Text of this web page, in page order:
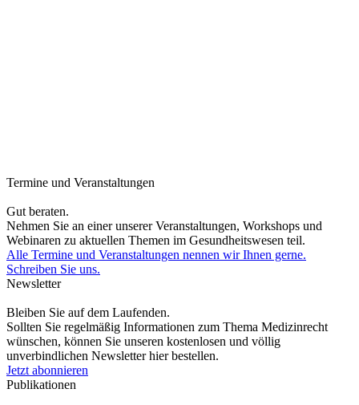
Termine und Veranstaltungen
Gut beraten.
Nehmen Sie an einer unserer Veranstaltungen, Workshops und
Webinaren zu aktuellen Themen im Gesundheitswesen teil.
Alle Termine und Veranstaltungen nennen wir Ihnen gerne.
Schreiben Sie uns.
Newsletter
Bleiben Sie auf dem Laufenden.
Sollten Sie regelmäßig Informationen zum Thema Medizinrecht
wünschen, können Sie unseren kostenlosen und völlig
unverbindlichen Newsletter hier bestellen.
Jetzt abonnieren
Publikationen